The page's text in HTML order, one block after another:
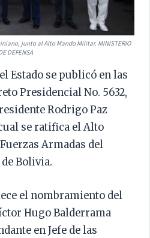
junto al Alto Mando Militar. MINISTERIO
DEFENSA
Estado se publicó en las
Presidencial No. 5632,
Rodrigo Paz
se ratifica el Alto
Armadas del
Bolivia.
el nombramiento del
Hugo Balderrama
en Jefe de las